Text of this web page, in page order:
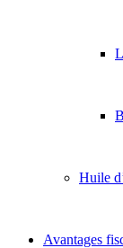
Huile
Avantages